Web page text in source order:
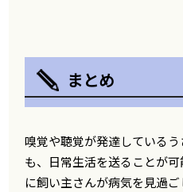
まとめ
嗅覚や聴覚が発達している
も、日常生活を送ることが
に飼い主さんが病気を見過